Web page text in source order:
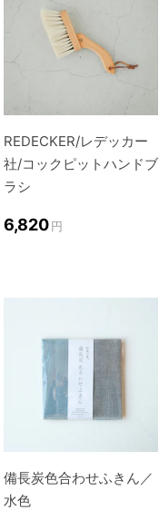
REDECKER/レデッカー
社/コックピットハンドブ
ラシ
6,820円
備長炭色合わせふきん／
水色